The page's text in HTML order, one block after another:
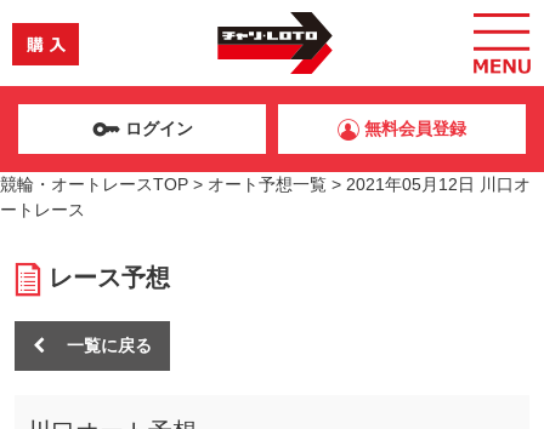
ログイン 無料会員登録
競輪・オートレースTOP > オート予想一覧 > 2021年05月12日 川口オ
ートレース
レース予想
一覧に戻る